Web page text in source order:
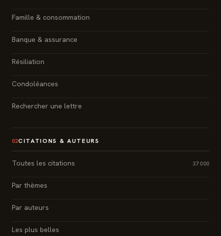
Famille & consommation
Banque & assurance
Résiliation
Condoléances
Rechercher une lettre
02CITATIONS & AUTEURS
Toutes les citations 37 000
Par thèmes
Par auteurs
Les plus belles